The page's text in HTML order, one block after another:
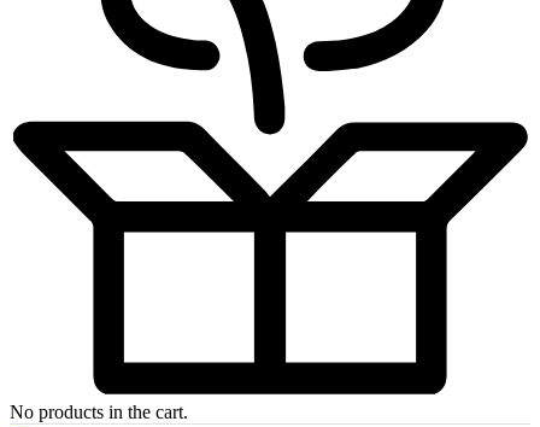
No products in the cart.